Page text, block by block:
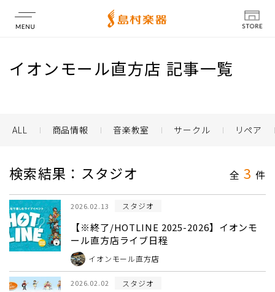
店舗情報
イオンモール直方店 記事一覧
ALL 商品情報 音楽教室 サークル リペア
検索結果：スタジオ 全 3 件
2026.02.13 スタジオ
【※終了/HOTLINE 2025-2026】イオンモ
ール直方店ライブ日程
イオンモール直方店
2026.02.02 スタジオ